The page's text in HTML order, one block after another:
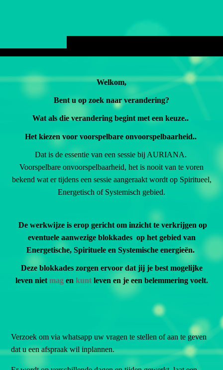
Welkom,
Bent u op zoek naar verandering?
Wat als die verandering begint met een keuze..
Het kiezen voor voorspelbare onvoorspelbaarheid..
Dat is de essentie van een sessie bij AURIANA.
Voorspelbare onvoorspelbaarheid, het is nooit van te voren
bekend wat er tijdens een sessie aangeraakt wordt op Spiritueel,
Energetisch of Systemisch gebied.
De werkwijze is erop gericht om inzicht te verkrijgen op
eventuele aanwezige blokkades op het gebied van
Energetische, Spirituele en Systemische energieën.
Deze blokkades zorgen ervoor dat jij je best mogelijke
leven niet magen kuntleven en je een belemmering voelt.
Verzoek om via whatsapp uw vragen te stellen of aan te geven
dat u een afspraak wil inplannen.